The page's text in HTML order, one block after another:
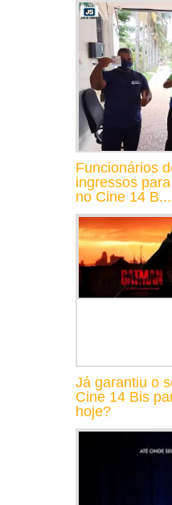
Funcionários
ingressos
no Cine 14 B...
Já garantiu o
Cine 14 Bis
hoje?